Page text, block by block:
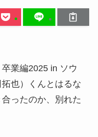
業編2025 in ソウ
也）くんとはるな
ったのか、別れた